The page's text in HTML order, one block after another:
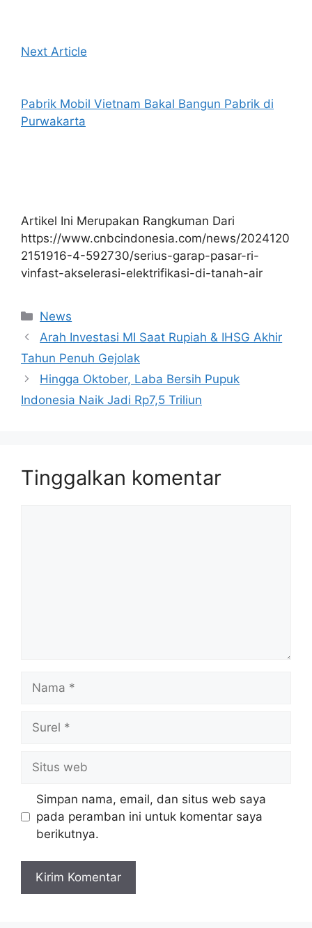
Next Article
Pabrik Mobil Vietnam Bakal Bangun Pabrik di
Purwakarta
Artikel Ini Merupakan Rangkuman Dari
https://www.cnbcindonesia.com/news/2024120
2151916-4-592730/serius-garap-pasar-ri-
vinfast-akselerasi-elektrifikasi-di-tanah-air
Kategori
News
Arah Investasi MI Saat Rupiah & IHSG Akhir
Tahun Penuh Gejolak
Hingga Oktober, Laba Bersih Pupuk
Indonesia Naik Jadi Rp7,5 Triliun
Tinggalkan komentar
Nama
Surel
Situs
web
Simpan nama, email, dan situs web saya
pada peramban ini untuk komentar saya
berikutnya.